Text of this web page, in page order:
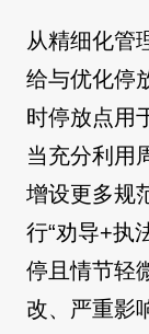
从精细化管
给与优化停
时停放点用
当充分利用
增设更多规
行“劝导+执
停且情节轻
改、严重影